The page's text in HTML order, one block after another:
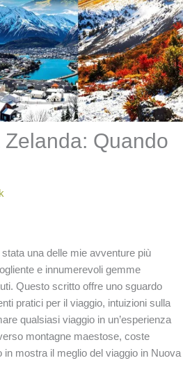
Quando
una delle mie avventure più
e innumerevoli gemme
Questo scritto offre uno sguardo
pratici per il viaggio, intuizioni sulla
qualsiasi viaggio in un’esperienza
montagne maestose, coste
mostra il meglio del viaggio in Nuova